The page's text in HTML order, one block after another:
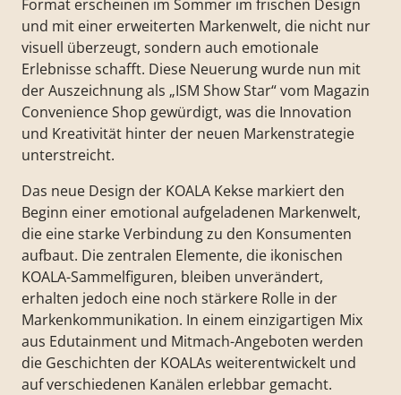
Format erscheinen im Sommer im frischen Design
und mit einer erweiterten Markenwelt, die nicht nur
visuell überzeugt, sondern auch emotionale
Erlebnisse schafft. Diese Neuerung wurde nun mit
der Auszeichnung als „ISM Show Star“ vom Magazin
Convenience Shop gewürdigt, was die Innovation
und Kreativität hinter der neuen Markenstrategie
unterstreicht.
Das neue Design der KOALA Kekse markiert den
Beginn einer emotional aufgeladenen Markenwelt,
die eine starke Verbindung zu den Konsumenten
aufbaut. Die zentralen Elemente, die ikonischen
KOALA-Sammelfiguren, bleiben unverändert,
erhalten jedoch eine noch stärkere Rolle in der
Markenkommunikation. In einem einzigartigen Mix
aus Edutainment und Mitmach-Angeboten werden
die Geschichten der KOALAs weiterentwickelt und
auf verschiedenen Kanälen erlebbar gemacht.